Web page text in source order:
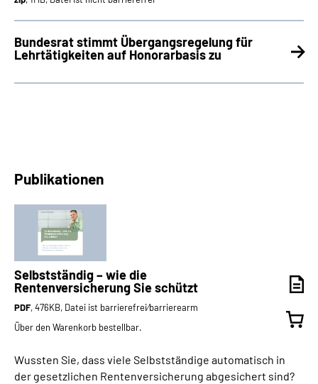
Bundesrat stimmt Übergangsregelung für
Lehrtätigkeiten auf Honorarbasis zu
Publikationen
Selbstständig – wie die
Rentenversicherung Sie schützt
PDF, 476KB, Datei ist barrierefrei⁄barrierearm
Über den Warenkorb bestellbar.
Wussten Sie, dass viele Selbstständige automatisch in
der gesetzlichen Rentenversicherung abgesichert sind?